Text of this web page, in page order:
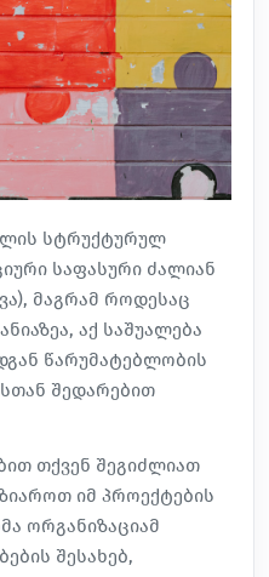
სტრუქტურულ
საფასური ძალიან
მაგრამ როდესაც
აქ საშუალება
წარუმატებლობის
შედარებით
თქვენ შეგიძლიათ
იმ პროექტების
ორგანიზაციამ
შესახებ,